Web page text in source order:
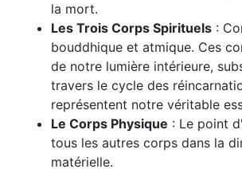
la mort.
Les Trois Corps Spirituels :
bouddhique et atmique. Ces
de notre lumière intérieure,
travers le cycle des
représentent notre véritable
Le Corps Physique : Le point
tous les autres corps dans la
matérielle.